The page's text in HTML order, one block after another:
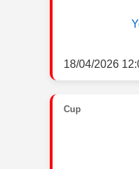
18/04/2026
Cup